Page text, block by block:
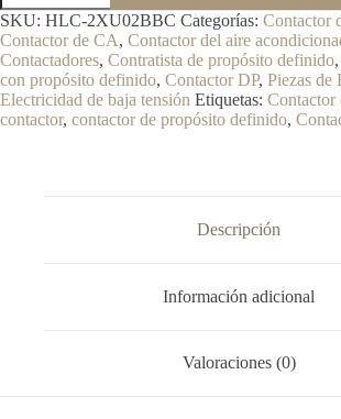
SKU: HLC-2XU02BBC Categorías: Contactor
Contactor de CA, Contactor del aire
Contactadores, Contratista de propósito definido,
con propósito definido, Contactor DP, Piezas de
Electricidad de baja tensión Etiquetas: Contactor
contactor, contactor de propósito definido,
Descripción
Información adicional
Valoraciones (0)